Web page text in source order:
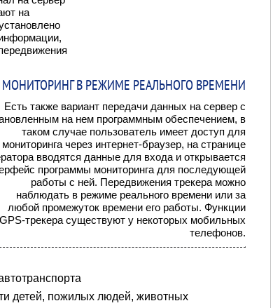
на
МОНИТОРИНГ В РЕЖИМЕ РЕАЛЬНОГО ВРЕМЕНИ
Есть также вариант передачи данных на сервер с
на нем программным обеспечением, в
таком случае пользователь имеет доступ для
мониторинга через интернет-браузер, на странице
вводятся данные для входа и открывается
программы мониторинга для последующей
работы с ней. Передвижения трекера можно
наблюдать в режиме реального времени или за
любой промежуток времени его работы. Функции
GPS-трекера существуют у некоторых мобильных
телефонов.
детей, пожилых людей, животных